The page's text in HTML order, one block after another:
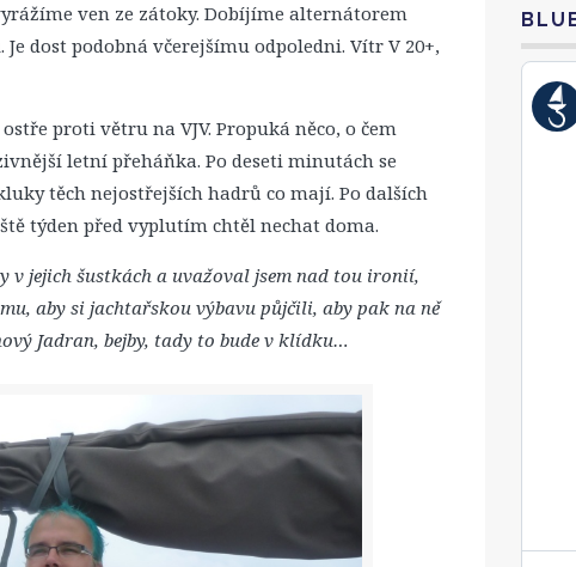
ven ze zátoky. Dobíjíme alternátorem
dost podobná včerejšímu odpoledni. Vítr V 20+,
proti větru na VJV. Propuká něco, o čem
letní přeháňka. Po deseti minutách se
těch nejostřejších hadrů co mají. Po dalších
týden před vyplutím chtěl nechat doma.
jejich šustkách a uvažoval jsem nad tou ironií,
aby si jachtařskou výbavu půjčili, aby pak na ně
Jadran, bejby, tady to bude v klídku…
View
post
by